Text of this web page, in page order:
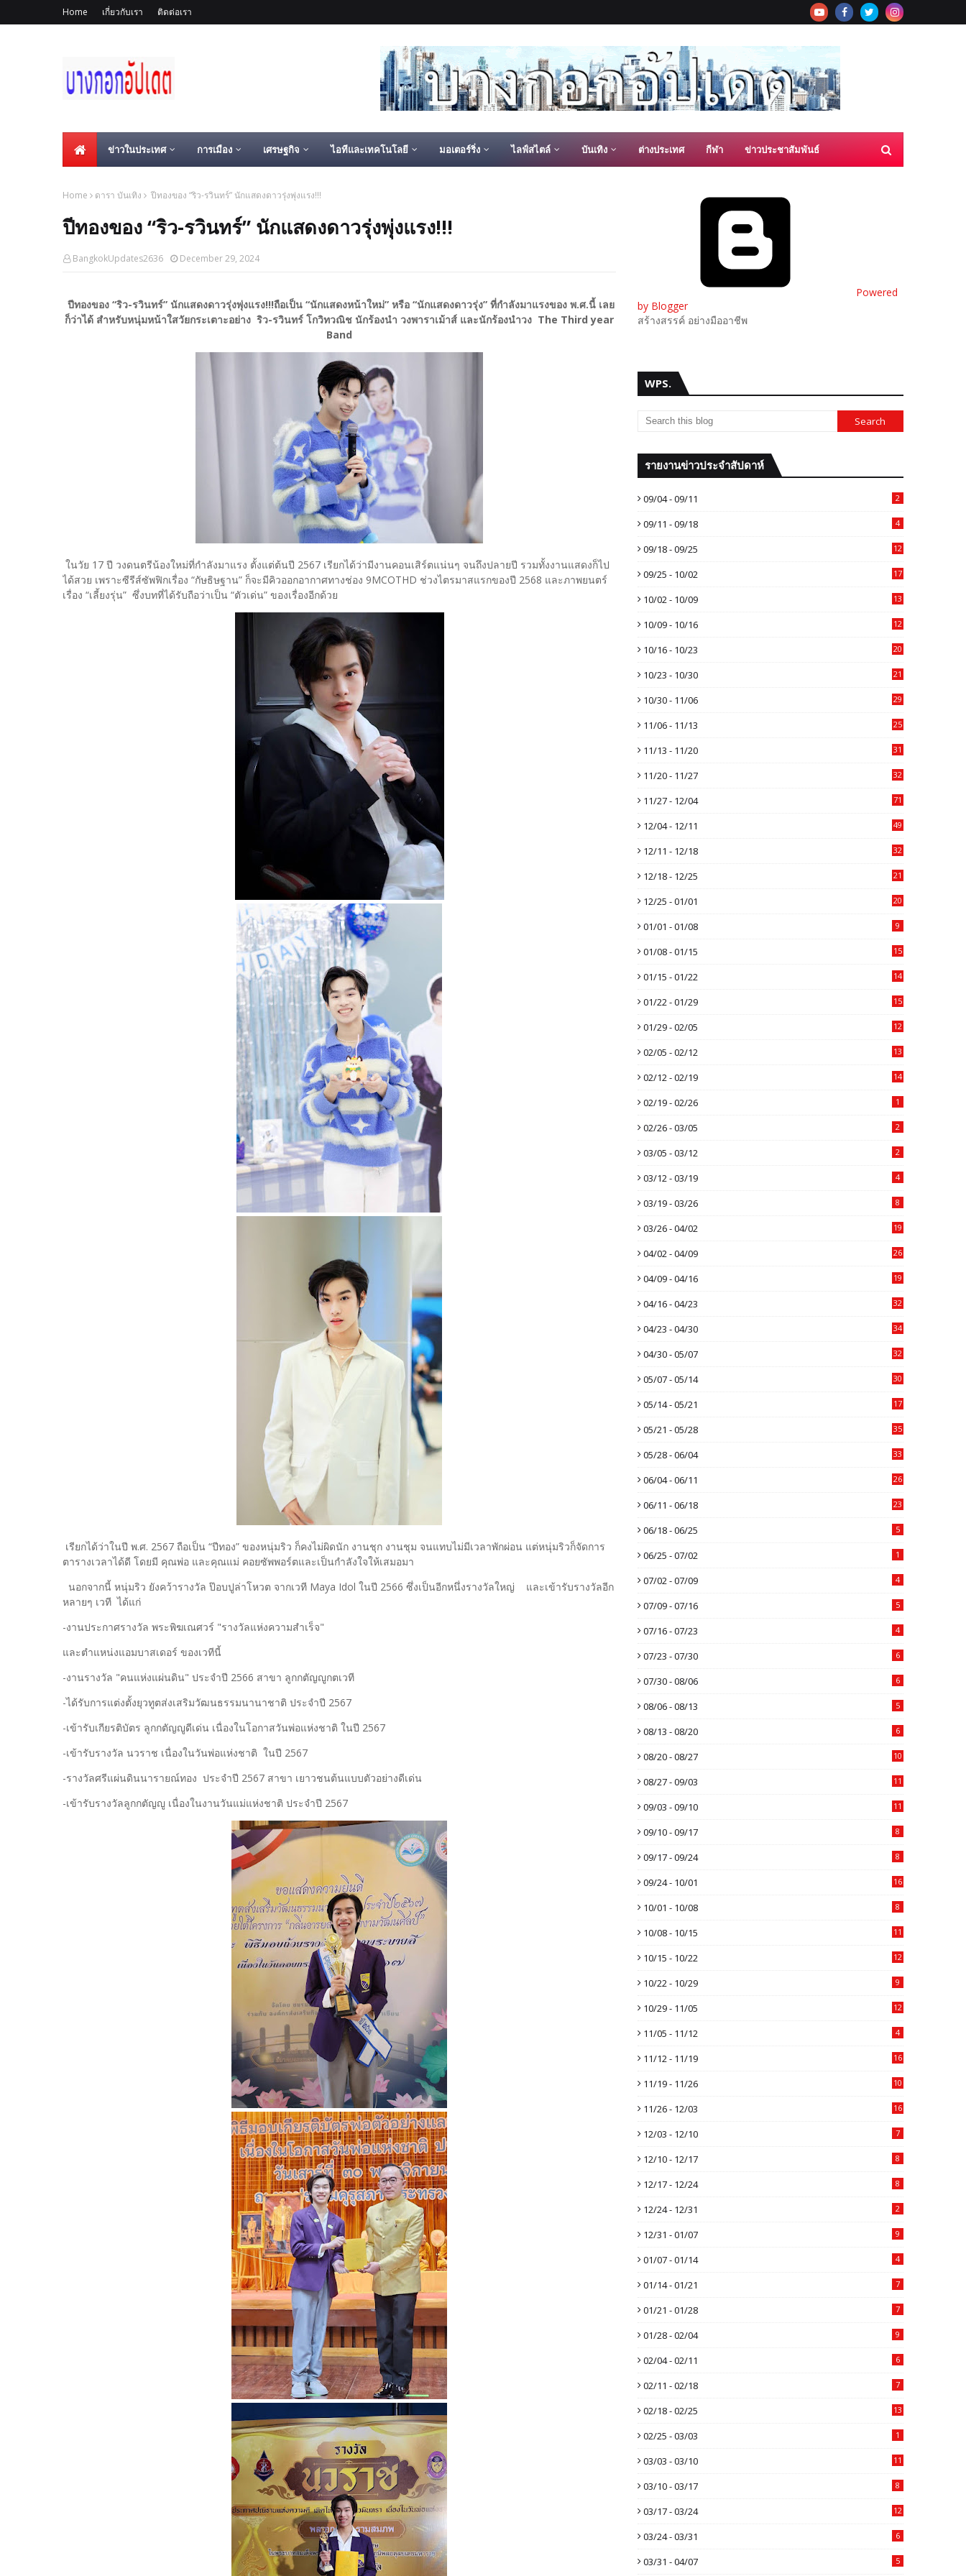
Home เกี่ยวกับเรา ติดต่อเรา
ข่าวในประเทศ การเมือง เศรษฐกิจ ไอทีและเทคโนโลยี มอเตอร์ริ่ง ไลฟ์สไตล์ บันเทิง ต่างประเทศ กีฬา ข่าวประชาสัมพันธ์
Home ดารา บันเทิง ปีทองของ “ริว-รวินทร์” นักแสดงดาวรุ่งพุ่งแรง!!!
ปีทองของ “ริว-รวินทร์” นักแสดงดาวรุ่งพุ่งแรง!!!
BangkokUpdates2636 December 29, 2024
ปีทองของ “ริว-รวินทร์” นักแสดงดาวรุ่งพุ่งแรง!!!ถือเป็น “นักแสดงหน้าใหม่” หรือ “นักแสดงดาวรุ่ง” ที่กำลังมาแรงของ พ.ศ.นี้ เลย
ก็ว่าได้ สำหรับหนุ่มหน้าใสวัยกระเตาะอย่าง ริว-รวินทร์ โกวิทวณิช นักร้องนำ วงพาราเม้าส์ และนักร้องนำวง The Third year
Band
ในวัย 17 ปี วงดนตรีน้องใหม่ที่กำลังมาแรง ตั้งแต่ต้นปี 2567 เรียกได้ว่ามีงานคอนเสิร์ตแน่นๆ จนถึงปลายปี รวมทั้งงานแสดงก็ไป
ได้สวย เพราะซีรีส์ซัพฟิกเรื่อง “กัษธิษฐาน” ก็จะมีคิวออกอากาศทางช่อง 9MCOTHD ช่วงไตรมาสแรกของปี 2568 และภาพยนตร์
เรื่อง “เลี้ยงรุ่น” ซึ่งบทที่ได้รับถือว่าเป็น “ตัวเด่น” ของเรื่องอีกด้วย
เรียกได้ว่าในปี พ.ศ. 2567 ถือเป็น “ปีทอง” ของหนุ่มริว ก็คงไม่ผิดนัก งานชุก งานชุม จนแทบไม่มีเวลาพักผ่อน แต่หนุ่มริวก็จัดการ
ตารางเวลาได้ดี โดยมี คุณพ่อ และคุณแม่ คอยซัพพอร์ตและเป็นกำลังใจให้เสมอมา
นอกจากนี้ หนุ่มริว ยังคว้ารางวัล ป๊อบปูล่าโหวต จากเวที Maya Idol ในปี 2566 ซึ่งเป็นอีกหนึ่งรางวัลใหญ่ และเข้ารับรางวัลอีก
หลายๆ เวที ได้แก่
-งานประกาศรางวัล พระพิฆเณศวร์ "รางวัลแห่งความสำเร็จ"
และตำแหน่งแอมบาสเดอร์ ของเวทีนี้
-งานรางวัล "คนแห่งแผ่นดิน" ประจำปี 2566 สาขา ลูกกตัญญูกตเวที
-ได้รับการแต่งตั้งยุวทูตส่งเสริมวัฒนธรรมนานาชาติ ประจำปี 2567
-เข้ารับเกียรติบัตร ลูกกตัญญูดีเด่น เนื่องในโอกาสวันพ่อแห่งชาติ ในปี 2567
-เข้ารับรางวัล นวราช เนื่องในวันพ่อแห่งชาติ ในปี 2567
-รางวัลศรีแผ่นดินนารายณ์ทอง ประจำปี 2567 สาขา เยาวชนต้นแบบตัวอย่างดีเด่น
-เข้ารับรางวัลลูกกตัญญู เนื่องในงานวันแม่แห่งชาติ ประจำปี 2567
Powered
by Blogger
สร้างสรรค์ อย่างมืออาชีพ
WPS.
รายงานข่าวประจำสัปดาห์
09/04 - 09/11 2
09/11 - 09/18 4
09/18 - 09/25 12
09/25 - 10/02 17
10/02 - 10/09 13
10/09 - 10/16 12
10/16 - 10/23 20
10/23 - 10/30 21
10/30 - 11/06 29
11/06 - 11/13 25
11/13 - 11/20 31
11/20 - 11/27 32
11/27 - 12/04 71
12/04 - 12/11 49
12/11 - 12/18 32
12/18 - 12/25 21
12/25 - 01/01 20
01/01 - 01/08 9
01/08 - 01/15 15
01/15 - 01/22 14
01/22 - 01/29 15
01/29 - 02/05 12
02/05 - 02/12 13
02/12 - 02/19 14
02/19 - 02/26 1
02/26 - 03/05 2
03/05 - 03/12 2
03/12 - 03/19 4
03/19 - 03/26 8
03/26 - 04/02 19
04/02 - 04/09 26
04/09 - 04/16 19
04/16 - 04/23 32
04/23 - 04/30 34
04/30 - 05/07 32
05/07 - 05/14 30
05/14 - 05/21 17
05/21 - 05/28 35
05/28 - 06/04 33
06/04 - 06/11 26
06/11 - 06/18 23
06/18 - 06/25 5
06/25 - 07/02 1
07/02 - 07/09 4
07/09 - 07/16 5
07/16 - 07/23 4
07/23 - 07/30 6
07/30 - 08/06 6
08/06 - 08/13 5
08/13 - 08/20 6
08/20 - 08/27 10
08/27 - 09/03 11
09/03 - 09/10 11
09/10 - 09/17 8
09/17 - 09/24 8
09/24 - 10/01 16
10/01 - 10/08 8
10/08 - 10/15 11
10/15 - 10/22 12
10/22 - 10/29 9
10/29 - 11/05 12
11/05 - 11/12 4
11/12 - 11/19 16
11/19 - 11/26 10
11/26 - 12/03 16
12/03 - 12/10 7
12/10 - 12/17 8
12/17 - 12/24 8
12/24 - 12/31 2
12/31 - 01/07 9
01/07 - 01/14 4
01/14 - 01/21 7
01/21 - 01/28 7
01/28 - 02/04 9
02/04 - 02/11 6
02/11 - 02/18 7
02/18 - 02/25 13
02/25 - 03/03 1
03/03 - 03/10 11
03/10 - 03/17 8
03/17 - 03/24 12
03/24 - 03/31 6
03/31 - 04/07 5